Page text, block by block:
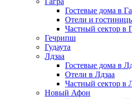
Гостевые дома в
Отели и
Частный сектор в
Гечрипш
Гудаута
Лдзаа
Гостевые дома в
Отели в Лдзаа
Частный сектор в
Новый Афон